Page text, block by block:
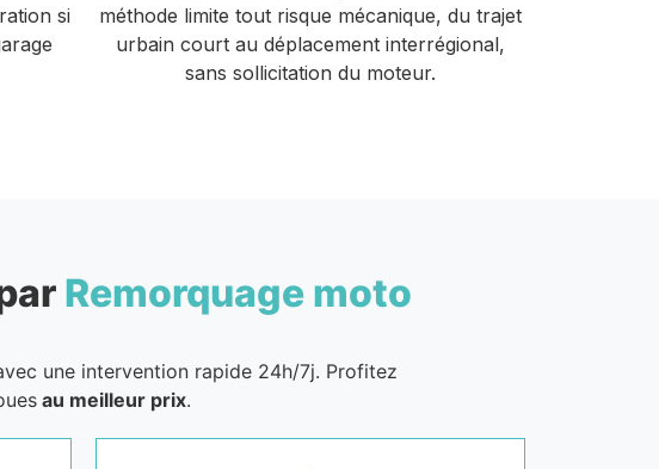
si
méthode limite tout risque mécanique, du trajet
urbain court au déplacement interrégional,
sans sollicitation du moteur.
Remorquage moto
une intervention rapide 24h/7j. Profitez
au meilleur prix.